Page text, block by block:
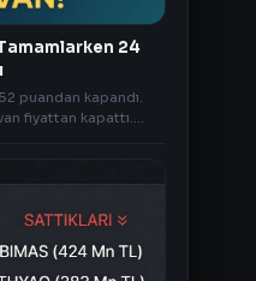
24
puandan kapandı.
fiyattan kapattı.